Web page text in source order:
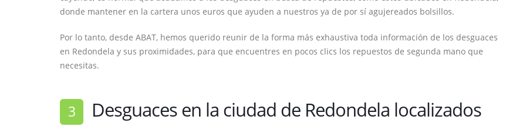
donde mantener en la cartera unos euros que ayuden a nuestros ya de por sí agujereados bolsillos.
Por lo tanto, desde ABAT, hemos querido reunir de la forma más exhaustiva toda información de los desguaces
en Redondela y sus proximidades, para que encuentres en pocos clics los repuestos de segunda mano que
necesitas.
3 Desguaces en la ciudad de Redondela localizados